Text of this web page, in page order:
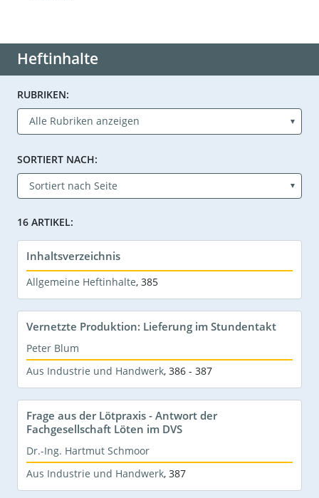
Heftinhalte
RUBRIKEN:
SORTIERT NACH:
16 ARTIKEL:
Inhaltsverzeichnis
Allgemeine Heftinhalte, 385
Vernetzte Produktion: Lieferung im Stundentakt
Peter Blum
Aus Industrie und Handwerk, 386 - 387
Frage aus der Lötpraxis - Antwort der
Fachgesellschaft Löten im DVS
Dr.-Ing. Hartmut Schmoor
Aus Industrie und Handwerk, 387